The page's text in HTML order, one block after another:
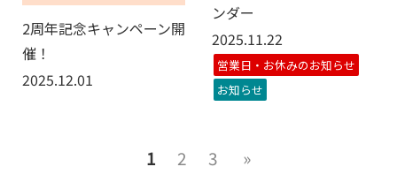
2周年記念キャンペーン開
催！
2025.12.01
ンダー
2025.11.22
営業日・お休みのお知らせ
お知らせ
1 2 3 »